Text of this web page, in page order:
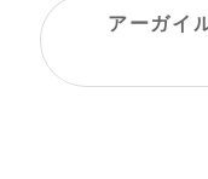
アーガイ